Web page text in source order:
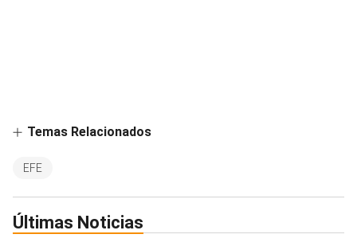
Temas Relacionados
EFE
Últimas Noticias